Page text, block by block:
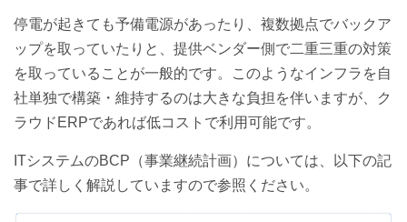
停電が起きても予備電源があったり、複数拠点でバックア
ップを取っていたりと、提供ベンダー側で二重三重の対策
を取っていることが一般的です。このようなインフラを自
社単独で構築・維持するのは大きな負担を伴いますが、ク
ラウドERPであれば低コストで利用可能です。
ITシステムのBCP（事業継続計画）については、以下の記
事で詳しく解説していますので参照ください。